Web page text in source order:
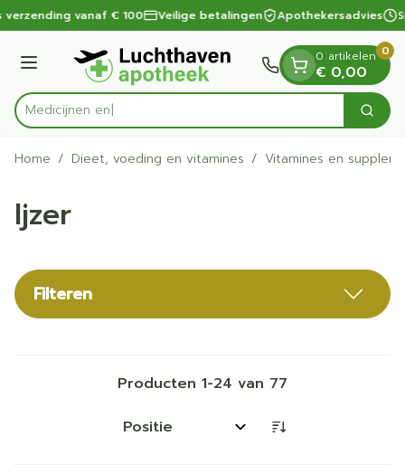
Ga naar de inhoud
1 van 1 vanaf € 100 Veilige betalingen Apothekersadvies
Menu
Product, merk, categorie... Zoek
0 artikelen
€ 0,00
0
Home / Dieet, voeding en vitamines / Vitamines en
Ijzer
Filteren
Producten 1-24 van 77
Sorteer op: